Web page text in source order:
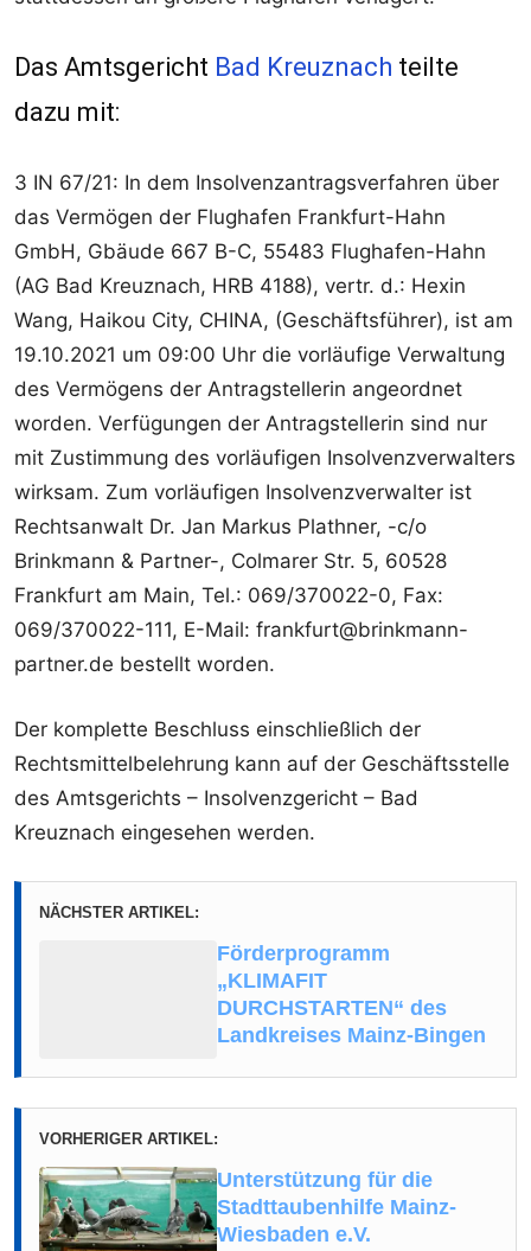
Das Amtsgericht Bad Kreuznach teilte
dazu mit:
3 IN 67/21: In dem Insolvenzantragsverfahren über
das Vermögen der Flughafen Frankfurt-Hahn
GmbH, Gbäude 667 B-C, 55483 Flughafen-Hahn
(AG Bad Kreuznach, HRB 4188), vertr. d.: Hexin
Wang, Haikou City, CHINA, (Geschäftsführer), ist am
19.10.2021 um 09:00 Uhr die vorläufige Verwaltung
des Vermögens der Antragstellerin angeordnet
worden. Verfügungen der Antragstellerin sind nur
mit Zustimmung des vorläufigen Insolvenzverwalters
wirksam. Zum vorläufigen Insolvenzverwalter ist
Rechtsanwalt Dr. Jan Markus Plathner, -c/o
Brinkmann & Partner-, Colmarer Str. 5, 60528
Frankfurt am Main, Tel.: 069/370022-0, Fax:
069/370022-111, E-Mail: frankfurt@brinkmann-
partner.de bestellt worden.
Der komplette Beschluss einschließlich der
Rechtsmittelbelehrung kann auf der Geschäftsstelle
des Amtsgerichts – Insolvenzgericht – Bad
Kreuznach eingesehen werden.
NÄCHSTER ARTIKEL:
Förderprogramm
„KLIMAFIT
DURCHSTARTEN“ des
Landkreises Mainz-Bingen
VORHERIGER ARTIKEL:
Unterstützung für die
Stadttaubenhilfe Mainz-
Wiesbaden e.V.